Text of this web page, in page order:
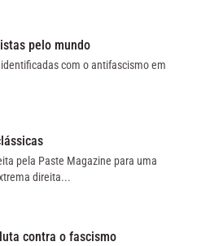
pelo mundo
com o antifascismo em
pela Paste Magazine para uma
direita...
contra o fascismo